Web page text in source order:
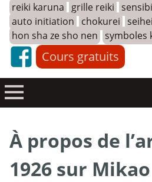
reiki karuna
grille reiki
auto initiation
chokurei
hon sha ze sho nen symboles
Cours gratuits
À propos de
1926 sur